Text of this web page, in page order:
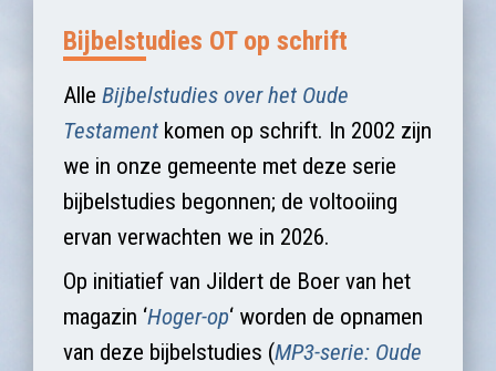
Bijbelstudies OT op schrift
Alle Bijbelstudies over het Oude
Testament komen op schrift. In 2002 zijn
we in onze gemeente met deze serie
bijbelstudies begonnen; de voltooiing
ervan verwachten we in 2026.
Op initiatief van Jildert de Boer van het
magazin ‘Hoger-op‘ worden de opnamen
van deze bijbelstudies (MP3-serie: Oude